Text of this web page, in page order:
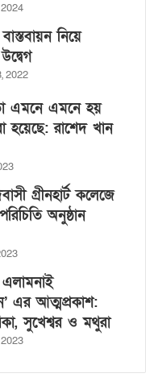
নিয়ে
2022
এমনে এমনে হয়
হয়েছে: রাশেদ খান
গ্রীনহার্ট কলেজে
অনুষ্ঠান
এলামনাই
এর আত্মপ্রকাশ:
সুখেশ্বর ও মথুরা